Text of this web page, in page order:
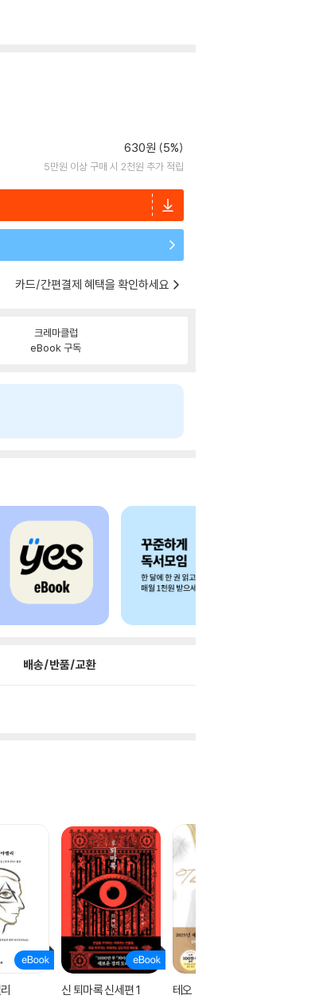
630원 (5%)
5만원 이상 구매 시 2천원 추가 적립
카드/간편결제 혜택을 확인하세요
크레마클럽
eBook 구독
배송/반품/교환
신 퇴마록 신세편 1 테오